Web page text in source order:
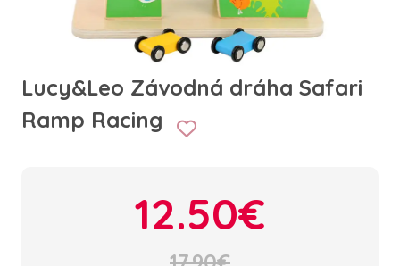
Lucy&Leo Závodná dráha Safari
Ramp Racing
12.50€